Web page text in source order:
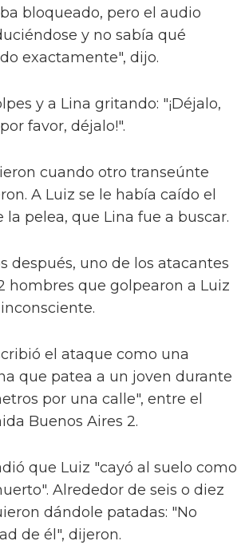
bloqueado, pero el audio
y no sabía qué
exactamente", dijo.
y a Lina gritando: "¡Déjalo,
favor, déjalo!".
cuando otro transeúnte
A Luiz se le había caído el
pelea, que Lina fue a buscar.
después, uno de los atacantes
hombres que golpearon a Luiz
el ataque como una
que patea a un joven durante
por una calle", entre el
Buenos Aires 2.
que Luiz "cayó al suelo como
Alrededor de seis o diez
dándole patadas: "No
de él", dijeron.